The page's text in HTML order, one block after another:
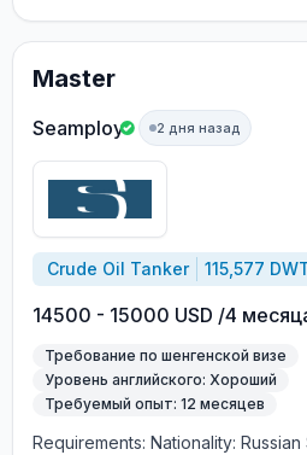
Master
Seamploy 2 дня назад
Crude Oil Tanker 115,577
14500 - 15000 USD /4
Требование по шенгенской визе
Уровень английского: Хороший
Требуемый опыт: 12 месяцев
Requirements: Nationality: